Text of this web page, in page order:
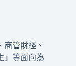
管財經、
」等面向為